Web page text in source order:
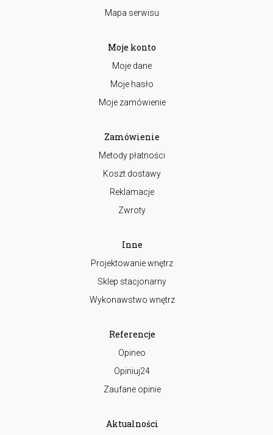
Mapa serwisu
Moje konto
Moje dane
Moje hasło
Moje zamówienie
Zamówienie
Metody płatności
Koszt dostawy
Reklamacje
Zwroty
Inne
Projektowanie wnętrz
Sklep stacjonarny
Wykonawstwo wnętrz
Referencje
Opineo
Opiniuj24
Zaufane opinie
Aktualności